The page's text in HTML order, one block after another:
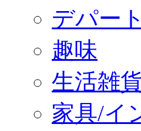
デパー
趣味
生活雑
家具/イ